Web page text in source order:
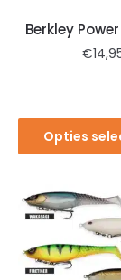
Berkley
€
Opties